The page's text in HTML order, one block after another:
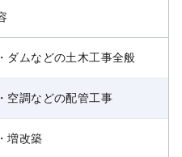
ダムなどの土木工事全般
空調などの配管工事
増改築